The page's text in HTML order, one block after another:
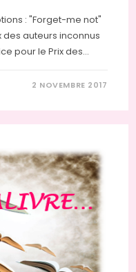
: "Forget-me not"
des auteurs inconnus
pour le Prix des…
2 NOVEMBRE 2017